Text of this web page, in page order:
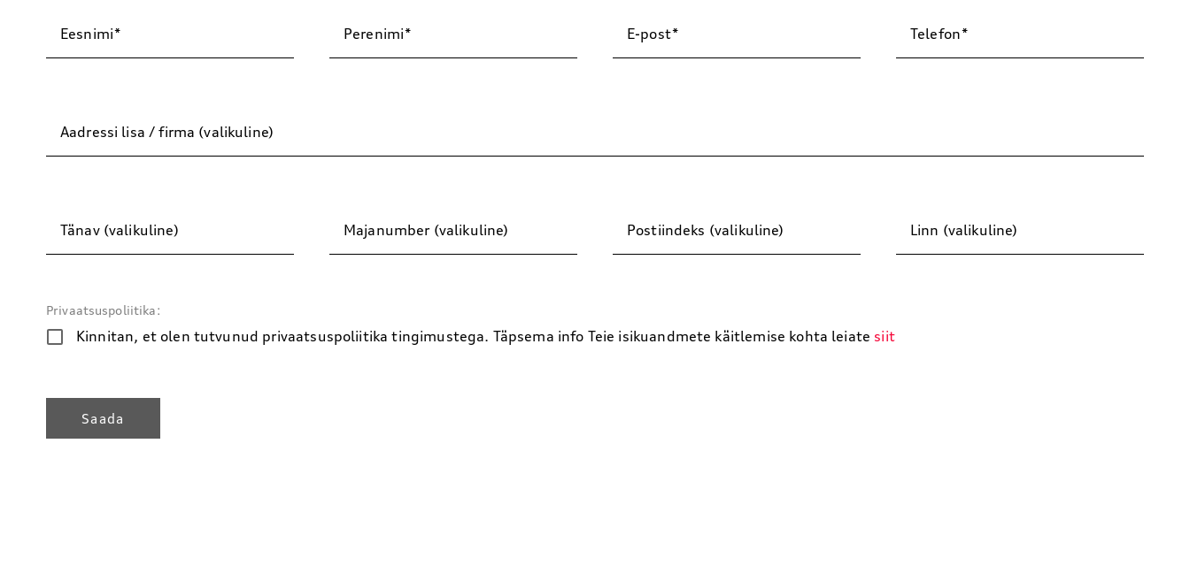
Eesnimi Perenimi E-post Telefon
Aadressi lisa / firma (valikuline)
Tänav (valikuline) Majanumber (valikuline) Postiindeks (valikuline) Linn (valikuline)
Privaatsuspoliitika:
Kinnitan, et olen tutvunud privaatsuspoliitika tingimustega. Täpsema info Teie isikuandmete käitlemise kohta leiate siit
Saada